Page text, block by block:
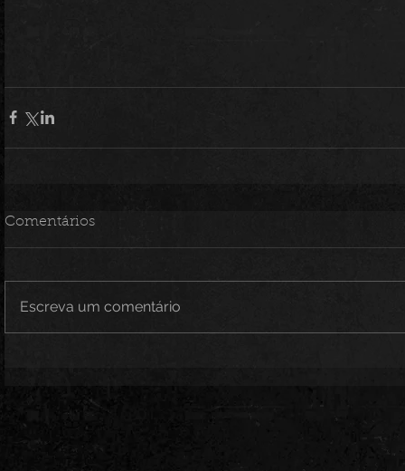
Comentários
Escreva um comentário